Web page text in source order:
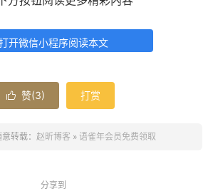
开微信小程序阅读本文
 赞(3) 打赏
转载： 赵昕博客 » 语雀年会员免费领取
分享到